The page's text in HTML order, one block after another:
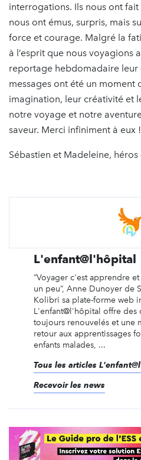
interrogations. Ils nous ont
nous ont émus, surpris, mais
force et courage. Malgré la
à l’esprit que nous voyagions
reportage hebdomadaire leur
messages ont été un moment
imagination, leur créativité et
notre voyage et notre
saveur. Merci infiniment à eux !
Sébastien et Madeleine, héros
L'enfant@l'hôpital
“Voyager c'est apprendre
un peu”, Anne Dunoyer de
Kolibri sa plate-forme web
L'enfant@l'hôpital offre des
toujours renouvelés et une
retour aux apprentissages
enfants malades, ...
Tous les articles
Recevoir les news